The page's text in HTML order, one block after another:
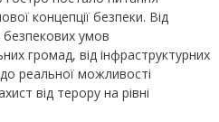
концепції безпеки. Від
умов
громад, від інфраструктурних
реальної можливості
від терору на рівні